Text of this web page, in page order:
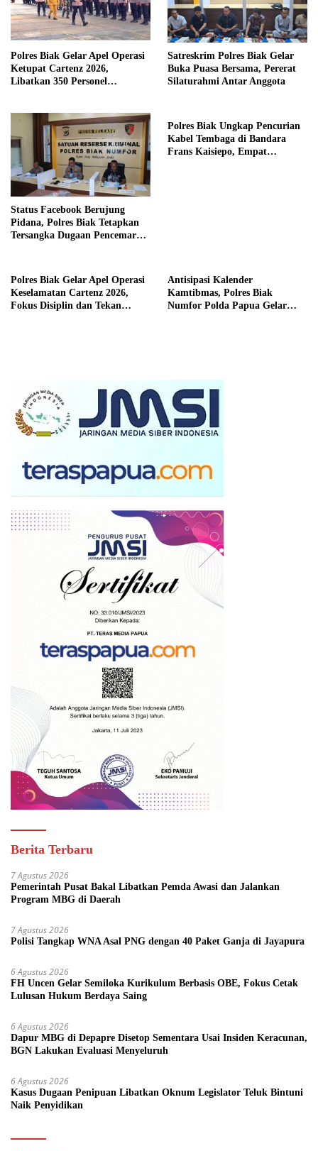
Polres Biak Gelar Apel Operasi
Ketupat Cartenz 2026,
Libatkan 350 Personel
Satreskrim Polres Biak Gelar
Buka Puasa Bersama, Pererat
Silaturahmi Antar Anggota
Status Facebook Berujung
Pidana, Polres Biak Tetapkan
Tersangka Dugaan Pencemaran
Polres Biak Ungkap Pencurian
Kabel Tembaga di Bandara
Frans Kaisiepo, Empat
Polres Biak Gelar Apel Operasi
Keselamatan Cartenz 2026,
Fokus Disiplin dan Tekan
Antisipasi Kalender
Kamtibmas, Polres Biak
Numfor Polda Papua Gelar
Berita Terbaru
7 Agustus 2026
Pemerintah Pusat Bakal Libatkan Pemda Awasi dan Jalankan
Program MBG di Daerah
7 Agustus 2026
Polisi Tangkap WNA Asal PNG dengan 40 Paket Ganja di Jayapura
6 Agustus 2026
FH Uncen Gelar Semiloka Kurikulum Berbasis OBE, Fokus Cetak
Lulusan Hukum Berdaya Saing
6 Agustus 2026
Dapur MBG di Depapre Disetop Sementara Usai Insiden Keracunan,
BGN Lakukan Evaluasi Menyeluruh
6 Agustus 2026
Kasus Dugaan Penipuan Libatkan Oknum Legislator Teluk Bintuni
Naik Penyidikan